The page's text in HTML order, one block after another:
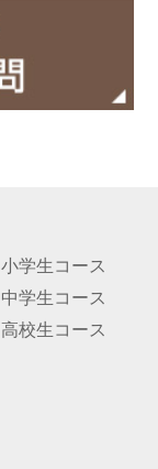
小学生コース
中学生コース
高校生コース